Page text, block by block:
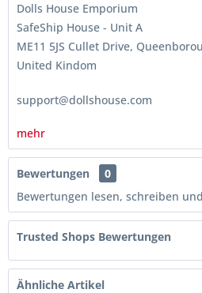
Dolls House Emporium
SafeShip House - Unit A
ME11 5JS Cullet Drive,
United Kindom
support@dollshouse.com
mehr
Bewertungen
0
Bewertungen lesen, schreiben
Trusted Shops Bewertungen
Ähnliche Artikel